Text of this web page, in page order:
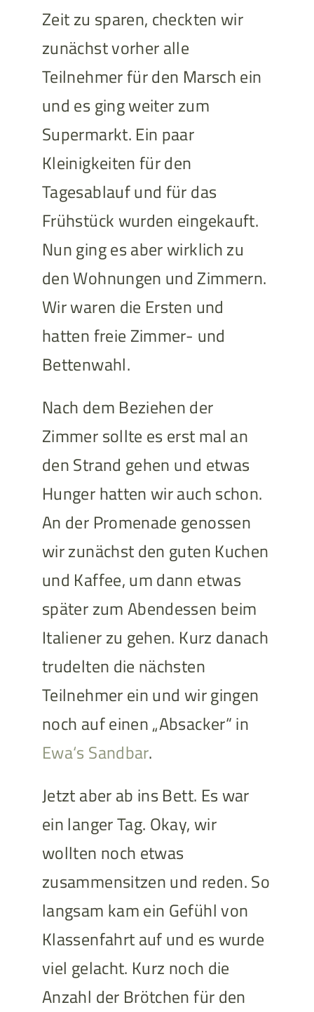
Zeit zu sparen, checkten wir
zunächst vorher alle
Teilnehmer für den Marsch ein
und es ging weiter zum
Supermarkt. Ein paar
Kleinigkeiten für den
Tagesablauf und für das
Frühstück wurden eingekauft.
Nun ging es aber wirklich zu
den Wohnungen und Zimmern.
Wir waren die Ersten und
hatten freie Zimmer- und
Bettenwahl.
Nach dem Beziehen der
Zimmer sollte es erst mal an
den Strand gehen und etwas
Hunger hatten wir auch schon.
An der Promenade genossen
wir zunächst den guten Kuchen
und Kaffee, um dann etwas
später zum Abendessen beim
Italiener zu gehen. Kurz danach
trudelten die nächsten
Teilnehmer ein und wir gingen
noch auf einen „Absacker“ in
Ewa‘s Sandbar.
Jetzt aber ab ins Bett. Es war
ein langer Tag. Okay, wir
wollten noch etwas
zusammensitzen und reden. So
langsam kam ein Gefühl von
Klassenfahrt auf und es wurde
viel gelacht. Kurz noch die
Anzahl der Brötchen für den